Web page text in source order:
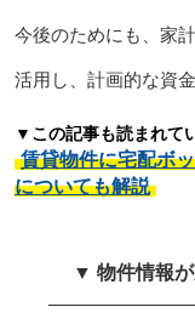
今後のためにも、家
活用し、計画的な資
▼この記事も読まれて
賃貸物件に宅配ボ
についても解説
▼ 物件情報